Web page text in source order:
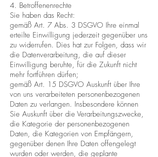
4. Betroffenenrechte
Sie haben das Recht:
gemäß Art. 7 Abs. 3 DSGVO Ihre einmal
erteilte Einwilligung jederzeit gegenüber uns
zu widerrufen. Dies hat zur Folgen, dass wir
die Datenverarbeitung, die auf dieser
Einwilligung beruhte, für die Zukunft nicht
mehr fortführen dürfen;
gemäß Art. 15 DSGVO Auskunft über Ihre
von uns verarbeiteten personenbezogenen
Daten zu verlangen. Insbesondere können
Sie Auskunft über die Verarbeitungszwecke,
die Kategorie der personenbezogenen
Daten, die Kategorien von Empfängern,
gegenüber denen Ihre Daten offengelegt
wurden oder werden, die geplante